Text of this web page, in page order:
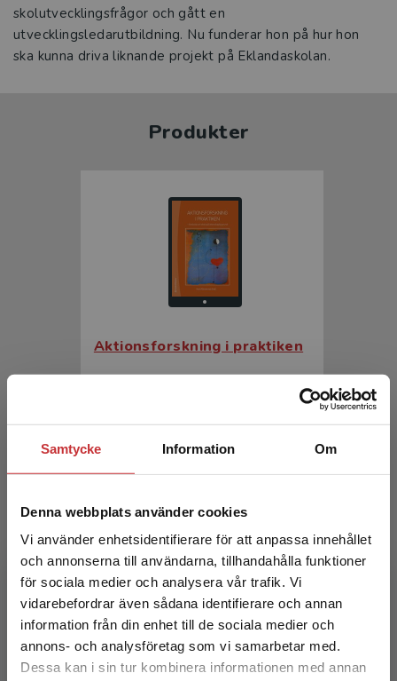
Samtycke Information Om
Denna webbplats använder cookies
Vi använder enhetsidentifierare för att anpassa innehållet
och annonserna till användarna, tillhandahålla funktioner
för sociala medier och analysera vår trafik. Vi
vidarebefordrar även sådana identifierare och annan
information från din enhet till de sociala medier och
annons- och analysföretag som vi samarbetar med.
Dessa kan i sin tur kombinera informationen med annan
Begränsad fraktregion
skolutvecklingsfrågor och gått en
utvecklingsledarutbildning. Nu funderar hon på hur hon
ska kunna driva liknande projekt på Eklandaskolan.
Produkter
Aktionsforskning i praktiken
Aktionsforskning i praktiken
Rönnerman, Karin (red.)